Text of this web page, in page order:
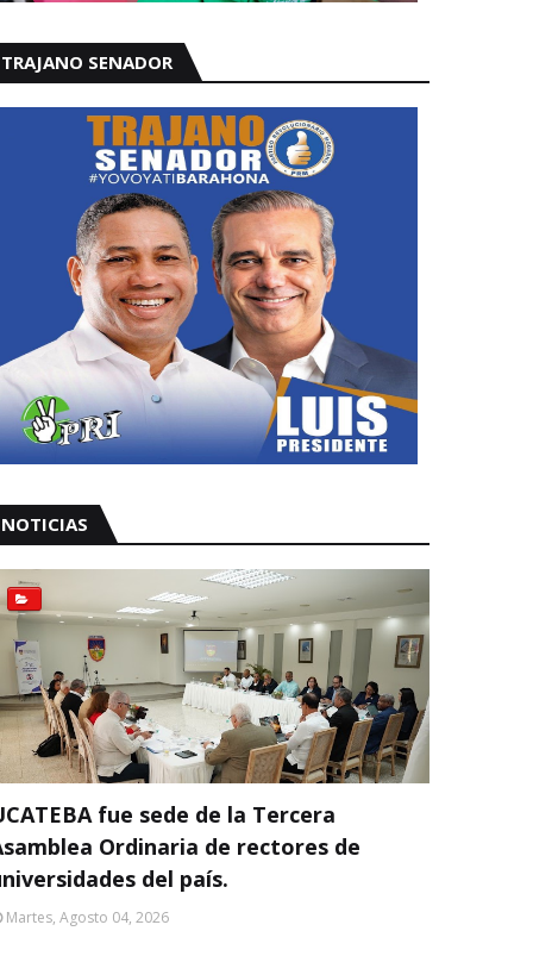
TRAJANO SENADOR
NOTICIAS
fue sede de la Tercera
Ordinaria de rectores de
del país.
Martes, Agosto 04, 2026